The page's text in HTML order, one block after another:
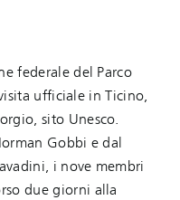
federale del Parco
ufficiale in Ticino,
sito Unesco.
Gobbi e dal
i nove membri
due giorni alla